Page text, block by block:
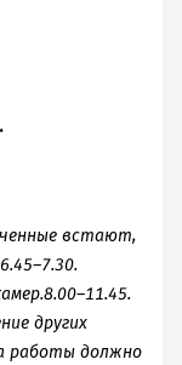
встают,
других
работы должно